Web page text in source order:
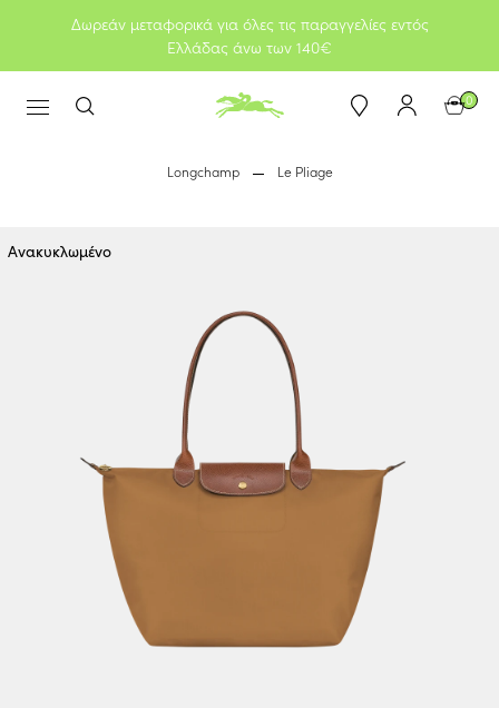
Δωρεάν μεταφορικά για όλες τις παραγγελίες εντός
Ελλάδας άνω των 140€
0
Longchamp Le Pliage
Ανακυκλωμένο